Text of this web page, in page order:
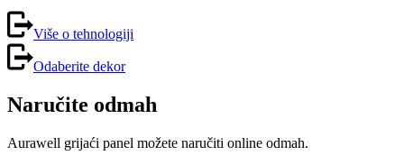
Više o tehnologiji
Odaberite dekor
Naručite odmah
Aurawell grijaći panel možete naručiti online odmah.